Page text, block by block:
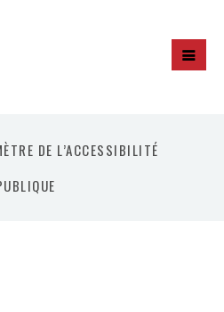
DE L’ACCESSIBILITÉ